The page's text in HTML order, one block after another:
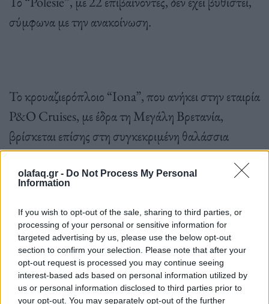
olafaq.gr - Do Not Process My Personal
Information
If you wish to opt-out of the sale, sharing to third parties, or
processing of your personal or sensitive information for
targeted advertising by us, please use the below opt-out
section to confirm your selection. Please note that after your
opt-out request is processed you may continue seeing
interest-based ads based on personal information utilized by
us or personal information disclosed to third parties prior to
your opt-out. You may separately opt-out of the further
σύμφωνα με την ανακοίνωση.
Το κρουαζιερόπλοιο “Iona”, που ανήκει στην εταιρία
P&O Cruises, με έδρα τη Μεγάλη Βρετανία,
βρίσκεται επίσης στη συγκεκριμένη θαλάσσια
περιοχή και προσφέρει τη βοήθειά του στις έρευνες.
Στην περιοχή έπνεαν άνεμοι 6 μποφόρ, με τα
κύματα στη θάλασσα να φθάνουν τα τρία μέτρα σε
ύψος.